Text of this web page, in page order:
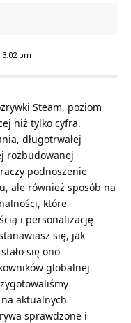
3:02 pm
Steam, poziom
niż tylko cyfra.
długotrwałej
rozbudowanej
podnoszenie
ale również sposób na
które
i personalizację
się, jak
się ono
globalnej
aktualnych
sprawdzone i